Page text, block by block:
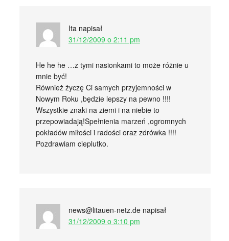
Ita napisał
31/12/2009 o 2:11 pm
He he he …z tymi nasionkami to może różnie u
mnie być!
Również życzę Ci samych przyjemności w
Nowym Roku ,będzie lepszy na pewno !!!!
Wszystkie znaki na ziemi i na niebie to
przepowiadają!Spełnienia marzeń ,ogromnych
pokładów miłości i radości oraz zdrówka !!!!
Pozdrawiam cieplutko.
news@litauen-netz.de napisał
31/12/2009 o 3:10 pm